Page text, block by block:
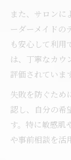
また、サロンに
ーダーメイドの
も安心して利用
は、丁寧なカウ
評価されていま
失敗を防ぐため
認し、自分の希
す。特に敏感肌
や事前相談を活